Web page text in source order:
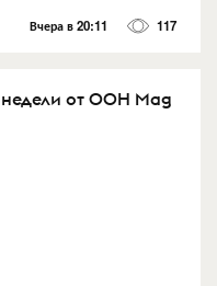
Вчера в 20:11 117
от OOH Mag